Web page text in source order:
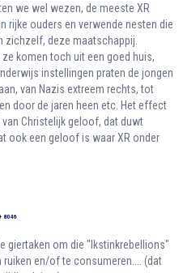
we wel wezen, de meeste XR
rijke ouders en verwende nesten die
zichzelf, deze maatschappij.
komen toch uit een goed huis,
instellingen praten de jongen
van Nazis extreem rechts, tot
door de jaren heen etc. Het effect
Christelijk geloof, dat duwt
ook een geloof is waar XR onder
8046
giertaken om die "Ikstinkrebellions"
en/of te consumeren.... (dat